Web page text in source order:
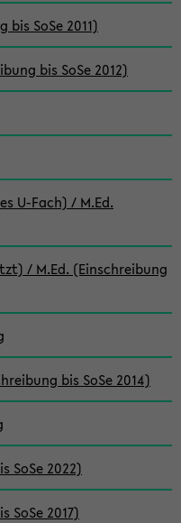
SoSe 2011)
bis SoSe 2012)
U-Fach) / M.Ed.
/ M.Ed. (Einschreibung
bis SoSe 2014)
SoSe 2022)
SoSe 2017)